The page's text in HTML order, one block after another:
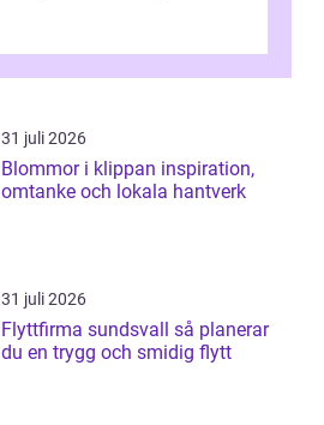
31 juli 2026
Blommor i klippan inspiration,
omtanke och lokala hantverk
31 juli 2026
Flyttfirma sundsvall så planerar
du en trygg och smidig flytt